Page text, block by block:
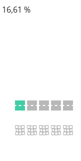
16,61 %